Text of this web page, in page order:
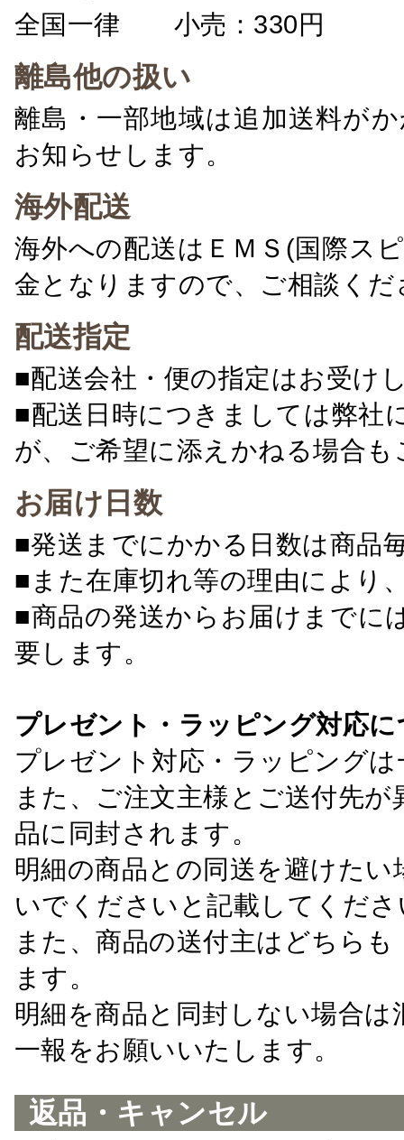
全国一律 小売：330円 卸
離島他の扱い
離島・一部地域は追加送料が
お知らせします。
海外配送
海外への配送はＥＭＳ(国際ス
金となりますので、ご相談くだ
配送指定
■配送会社・便の指定はお受け
■配送日時につきましては弊社
が、ご希望に添えかねる場合
お届け日数
■発送までにかかる日数は商品
■また在庫切れ等の理由により
■商品の発送からお届けまでに
要します。
プレゼント・ラッピング対応
プレゼント対応・ラッピング
また、ご注文主様とご送付先
品に同封されます。
明細の商品との同送を避けた
いでくださいと記載してくださ
また、商品の送付主はどちら
ます。
明細を商品と同封しない場合
一報をお願いいたします。
返品・キャンセル